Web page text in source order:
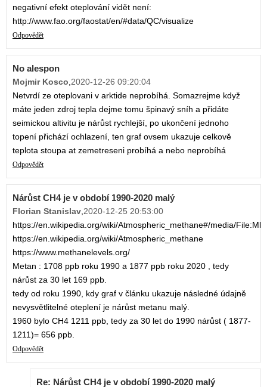
negativní efekt oteplování vidět není:
http://www.fao.org/faostat/en/#data/QC/visualize
Odpovědět
No alespon
Mojmir Kosco 2020-12-26 09:20:04
Netvrdí ze oteplovani v arktide neprobíhá. Somazrejme když
máte jeden zdroj tepla dejme tomu špinavý sníh a přidáte
seimickou altivitu je nárůst rychlejší, po ukončení jednoho
topení přichází ochlazení, ten graf ovsem ukazuje celkově
teplota stoupa at zemetreseni probíhá a nebo neprobíhá
Odpovědět
Nárůst CH4 je v období 1990-2020 malý
Florian Stanislav 2020-12-25 20:53:00
https://en.wikipedia.org/wiki/Atmospheric_methane#/media/
https://en.wikipedia.org/wiki/Atmospheric_methane
https://www.methanelevels.org/
Metan : 1708 ppb roku 1990 a 1877 ppb roku 2020 , tedy
nárůst za 30 let 169 ppb.
tedy od roku 1990, kdy graf v článku ukazuje následné údajně
nevysvětlitelné oteplení je nárůst metanu malý.
1960 bylo CH4 1211 ppb, tedy za 30 let do 1990 nárůst ( 1877-
1211)= 656 ppb.
Odpovědět
Re: Nárůst CH4 je v období 1990-2020 malý